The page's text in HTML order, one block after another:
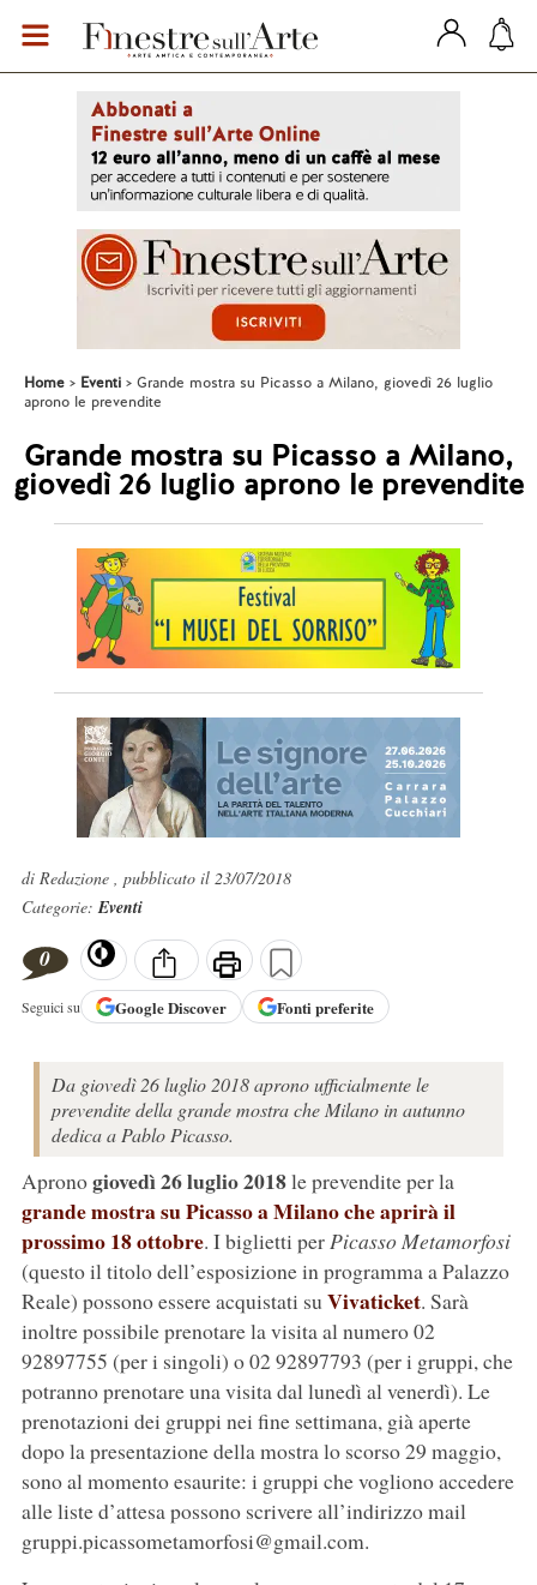
Home Eventi
Grande mostra su Picasso a Milano, giovedì 26 luglio
aprono le prevendite
Grande mostra su Picasso a Milano,
giovedì 26 luglio aprono le prevendite
di Redazione , pubblicato il 23/07/2018
Categorie:Eventi
0
Seguici su GoogleDiscover Fonti preferite
Da giovedì 26 luglio 2018 aprono ufficialmente le
prevendite della grande mostra che Milano in autunno
dedica a Pablo Picasso.
Apronogiovedì 26 luglio 2018le prevendite per la
grande mostra su Picasso a Milano che aprirà il
prossimo 18 ottobre. I biglietti perPicasso Metamorfosi
(questo il titolo dell’esposizione in programma a Palazzo
Reale) possono essere acquistati suVivaticket. Sarà
inoltre possibile prenotare la visita al numero 02
92897755 (per i singoli) o 02 92897793 (per i gruppi, che
potranno prenotare una visita dal lunedì al venerdì). Le
prenotazioni dei gruppi nei fine settimana, già aperte
dopo la presentazione della mostra lo scorso 29 maggio,
sono al momento esaurite: i gruppi che vogliono accedere
alle liste d’attesa possono scrivere all’indirizzo mail
gruppi.picassometamorfosi@gmail.com.